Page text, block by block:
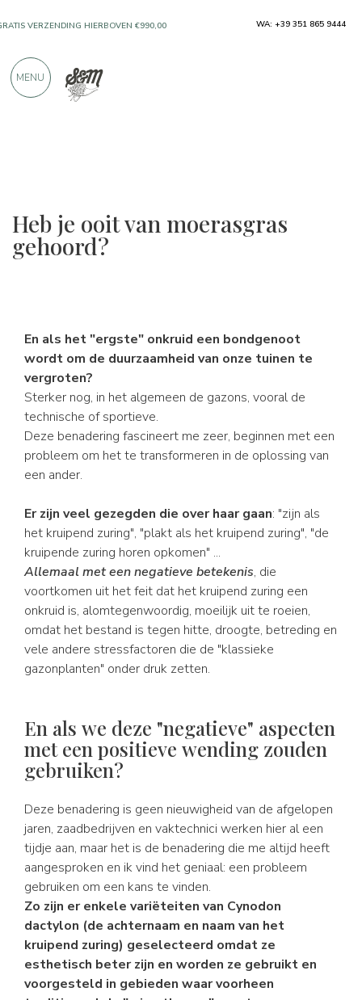
Heb je ooit van moerasgras
gehoord?
En als het "ergste" onkruid een bondgenoot
wordt om de duurzaamheid van onze tuinen te
vergroten?
Sterker nog, in het algemeen de gazons, vooral de
technische of sportieve.
Deze benadering fascineert me zeer, beginnen met een
probleem om het te transformeren in de oplossing van
een ander.
Er zijn veel gezegden die over haar gaan: "zijn als
het kruipend zuring", "plakt als het kruipend zuring", "de
kruipende zuring horen opkomen" ...
Allemaal met een negatieve betekenis, die
voortkomen uit het feit dat het kruipend zuring een
onkruid is, alomtegenwoordig, moeilijk uit te roeien,
omdat het bestand is tegen hitte, droogte, betreding en
vele andere stressfactoren die de "klassieke
gazonplanten" onder druk zetten.
En als we deze "negatieve" aspecten
met een positieve wending zouden
gebruiken?
Deze benadering is geen nieuwigheid van de afgelopen
jaren, zaadbedrijven en vaktechnici werken hier al een
tijdje aan, maar het is de benadering die me altijd heeft
aangesproken en ik vind het geniaal: een probleem
gebruiken om een kans te vinden.
Zo zijn er enkele variëteiten van Cynodon
dactylon (de achternaam en naam van het
kruipend zuring) geselecteerd omdat ze
esthetisch beter zijn en worden ze gebruikt en
voorgesteld in gebieden waar voorheen
PRODUCTEN VAN UITSTEKENDE
DAN 900 POSITIEVE RECENSIES
WA: +39 351 865 9444
MENU